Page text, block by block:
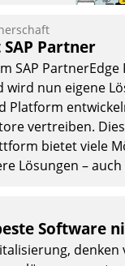
und
Lösung.
setzte
Partner
SAP
wird nun eigene
Platform
vertreiben.
bietet viele
Lösungen –
Software
denken